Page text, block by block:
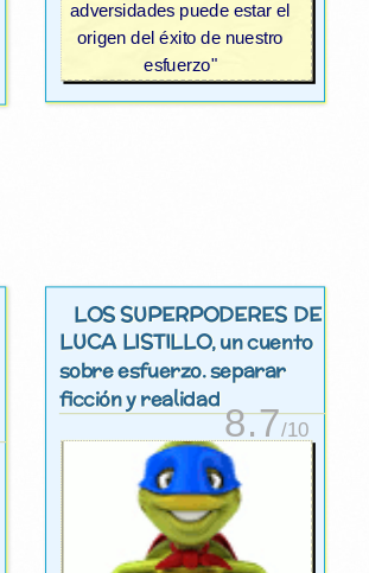
adversidades puede estar el
origen del éxito de nuestro
esfuerzo"
LOS SUPERPODERES DE
LUCA LISTILLO, un cuento
sobre esfuerzo. separar
ficción y realidad
8.7/10